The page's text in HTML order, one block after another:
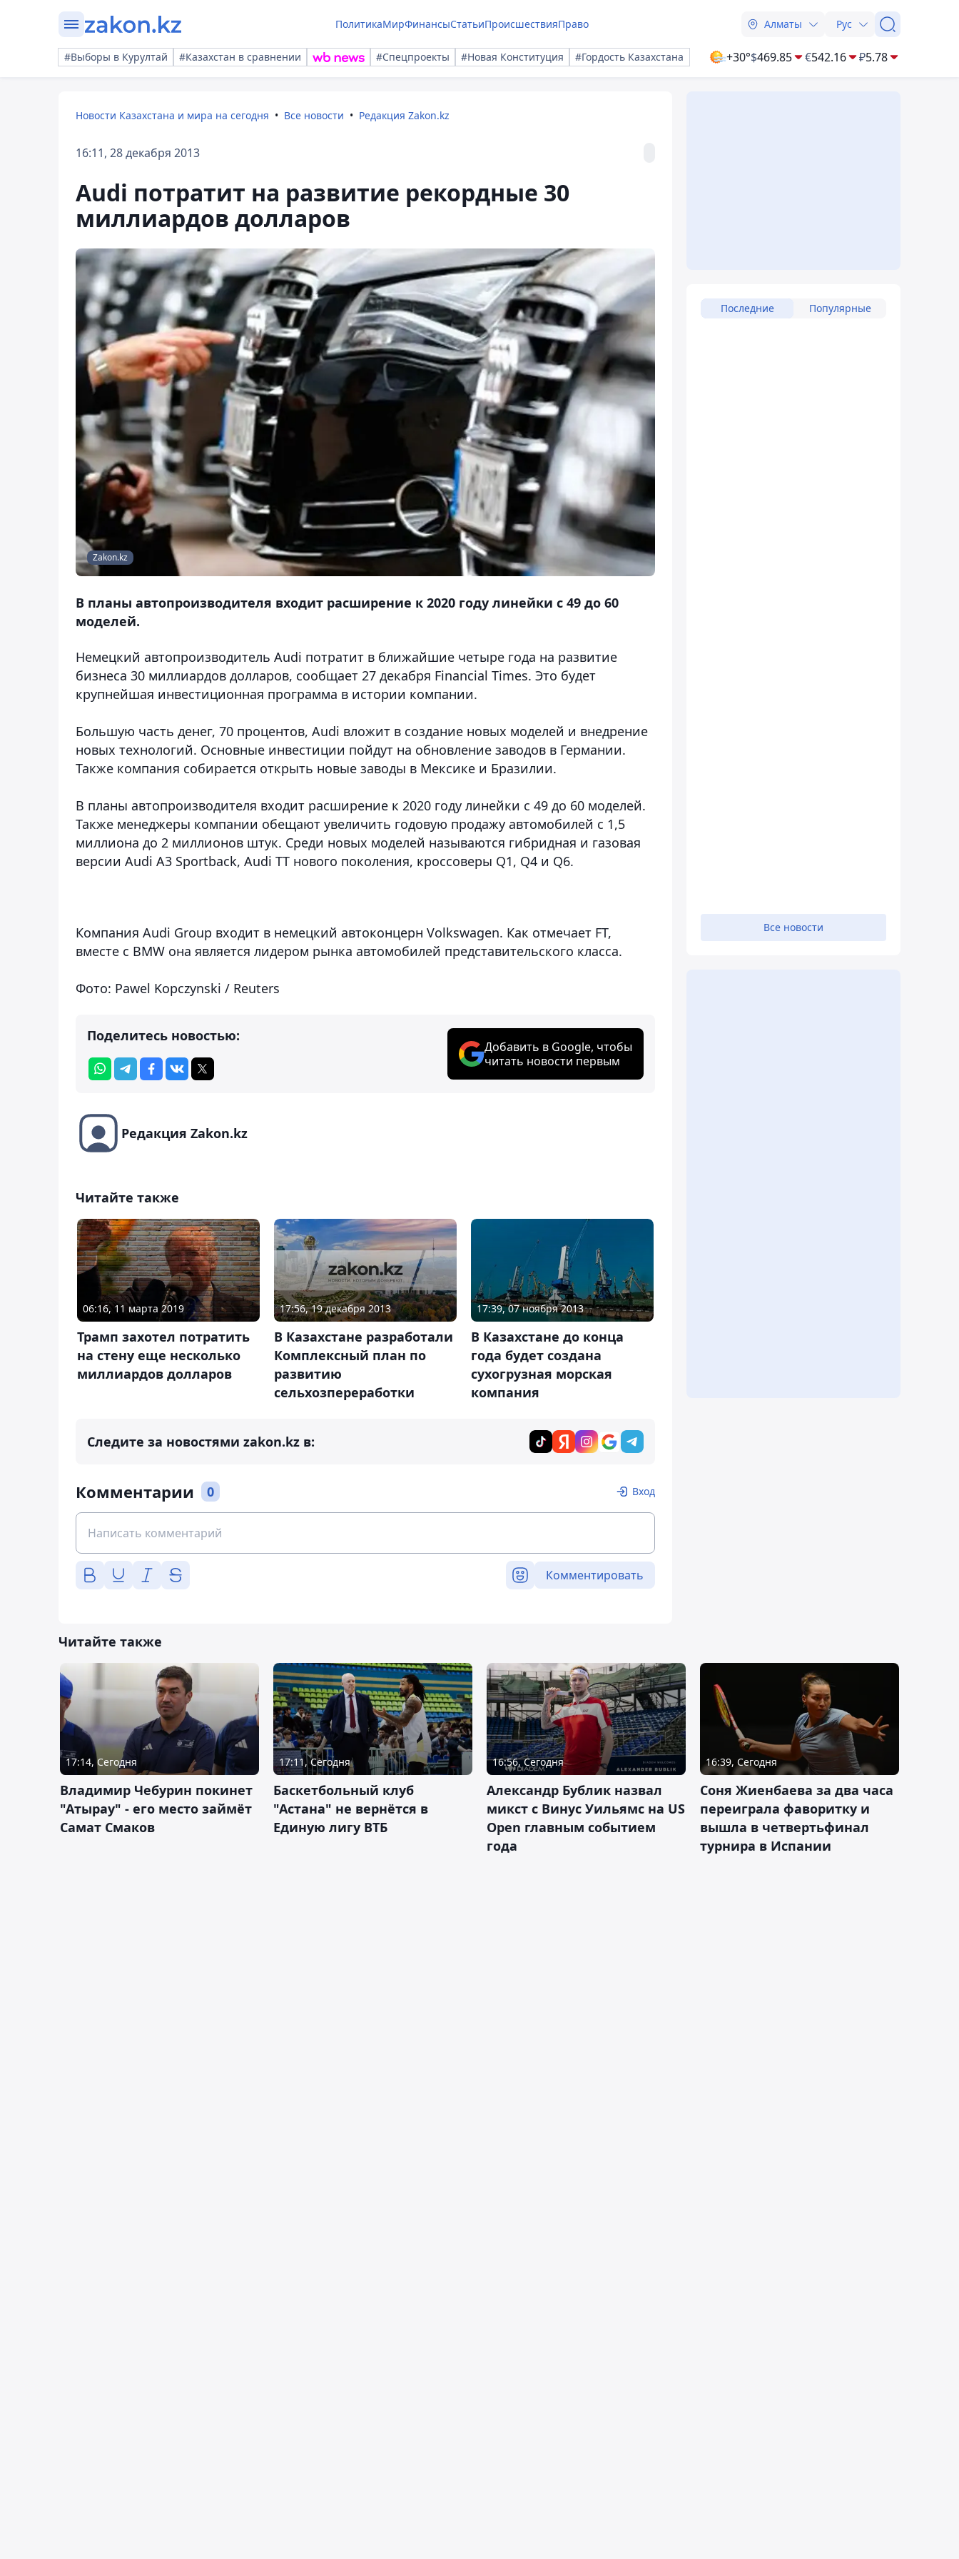
ПолитикаМирФинансыСтатьиПроисшествияПраво Алматы Рус
#Выборы в Курултай #Казахстан в сравнении #Спецпроекты #Новая Конституция #Гордость Казахстана +30°$469.85 €542.16 ₽5.78
Новости Казахстана и мира на сегодня Все новости Редакция Zakon.kz
16:11, 28 декабря 2013
Audi потратит на развитие рекордные 30
миллиардов долларов
Zakon.kz
В планы автопроизводителя входит расширение к 2020 году линейки с 49 до 60
моделей.
Немецкий автопроизводитель Audi потратит в ближайшие четыре года на развитие
бизнеса 30 миллиардов долларов, сообщает 27 декабря Financial Times. Это будет
крупнейшая инвестиционная программа в истории компании.
Большую часть денег, 70 процентов, Audi вложит в создание новых моделей и внедрение
новых технологий. Основные инвестиции пойдут на обновление заводов в Германии.
Также компания собирается открыть новые заводы в Мексике и Бразилии.
В планы автопроизводителя входит расширение к 2020 году линейки с 49 до 60 моделей.
Также менеджеры компании обещают увеличить годовую продажу автомобилей с 1,5
миллиона до 2 миллионов штук. Среди новых моделей называются гибридная и газовая
версии Audi A3 Sportback, Audi TT нового поколения, кроссоверы Q1, Q4 и Q6.
Компания Audi Group входит в немецкий автоконцерн Volkswagen. Как отмечает FT,
вместе с BMW она является лидером рынка автомобилей представительского класса.
Фото: Pawel Kopczynski / Reuters
Поделитесь новостью:
Добавить в Google, чтобы
читать новости первым
Редакция Zakon.kz
Читайте также
06:16, 11 марта 2019
Трамп захотел потратить
на стену еще несколько
миллиардов долларов
17:56, 19 декабря 2013
В Казахстане разработали
Комплексный план по
развитию
сельхозпереработки
17:39, 07 ноября 2013
В Казахстане до конца
года будет создана
сухогрузная морская
компания
Следите за новостями zakon.kz в:
Комментарии 0 Вход
Комментировать
Последние Популярные
Все новости
Читайте также
17:14, Сегодня
Владимир Чебурин покинет
"Атырау" - его место займёт
Самат Смаков
17:11, Сегодня
Баскетбольный клуб
"Астана" не вернётся в
Единую лигу ВТБ
16:56, Сегодня
Александр Бублик назвал
микст с Винус Уильямс на US
Open главным событием
года
16:39, Сегодня
Соня Жиенбаева за два часа
переиграла фаворитку и
вышла в четвертьфинал
турнира в Испании